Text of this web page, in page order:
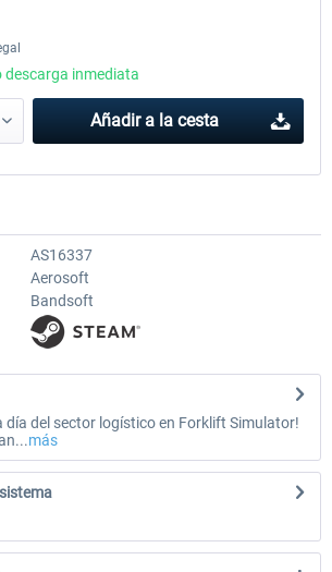
descarga inmediata
Añadir a la cesta
AS16337
Aerosoft
Bandsoft
día del sector logístico en Forklift Simulator!
más